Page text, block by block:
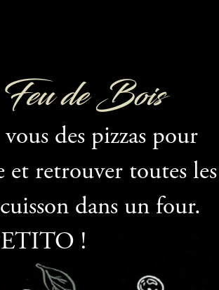
de Bois
des pizzas pour
et retrouver toutes les
dans un four.
!